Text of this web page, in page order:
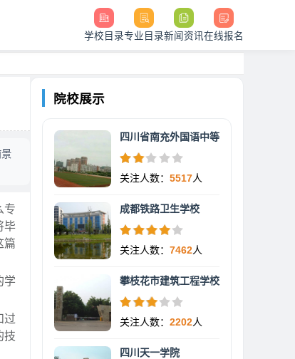
学校目录专业目录新闻资讯在线报名
专
毕
篇
学
过
技
院校展示
四川省南充外国语中等
关注人数： 5517人
成都铁路卫生学校
关注人数： 7462人
攀枝花市建筑工程学校
关注人数： 2202人
四川天一学院